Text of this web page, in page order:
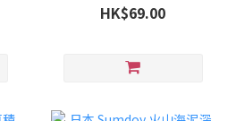
HK$69.00